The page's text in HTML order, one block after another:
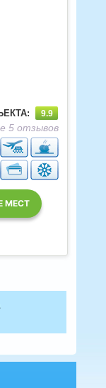
9.9
5 отзывов
МЕСТ